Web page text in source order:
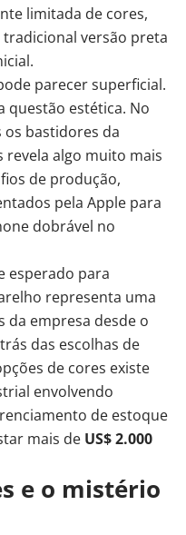
limitada de cores,
versão preta
parecer superficial.
questão estética. No
bastidores da
revela algo muito mais
de produção,
pela Apple para
dobrável no
esperado para
representa uma
da empresa desde o
das escolhas de
de cores existe
envolvendo
de estoque
mais de US$ 2.000
e o mistério